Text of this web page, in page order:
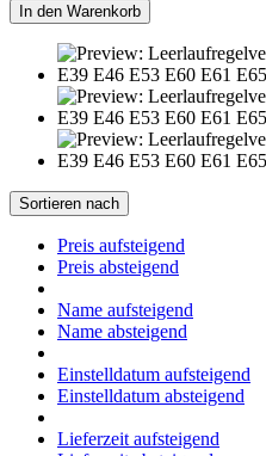
In den Warenkorb
Sortieren nach
Preis aufsteigend
Preis absteigend
Name aufsteigend
Name absteigend
Einstelldatum aufsteigend
Einstelldatum absteigend
Lieferzeit aufsteigend